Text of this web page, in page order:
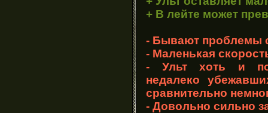
+ В лейте может
- Бывают проблемы
- Маленькая
- Ульт хоть и
недалеко
сравнительно
- Довольно сильно